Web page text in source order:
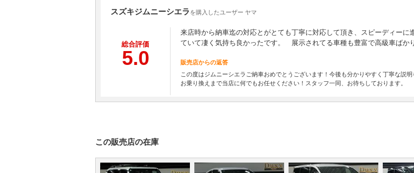
スズキジムニーシエラ を購入したユーザー ヤマ
総合評価
5.0
来店時から納車迄の対応とがとても丁寧に対応して頂き、スピーディー
ていて凄く気持ち良かったです。 展示されてる車種も豊富で高級車ばか
販売店からの返答
この度はジムニーシエラご納車おめでとうございます！今後も分かりやすく丁寧な説
お乗り換えまで当店に何でもお任せください！スタッフ一同、お待ちしております。
この販売店の在庫